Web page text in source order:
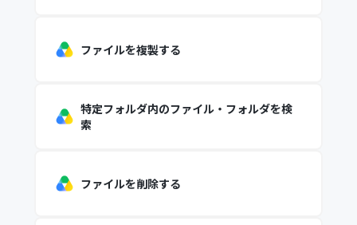
ファイルを複製する
特定フォルダ内のファイル・フォルダを検
索
ファイルを削除する